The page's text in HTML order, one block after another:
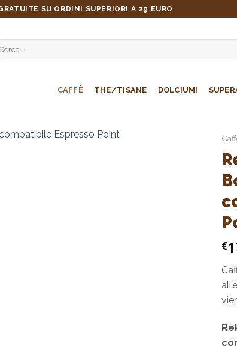
SU ORDINI SUPERIORI A 29 EURO
CAFFÈ THE/TISANE DOLCIUMI
€